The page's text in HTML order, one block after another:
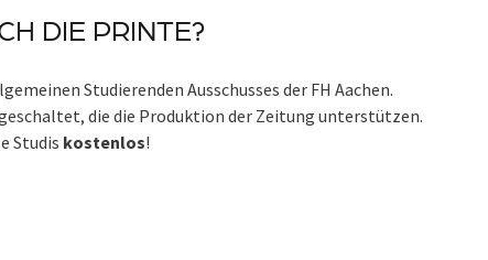
DIE PRINTE?
Studierenden Ausschusses der FH Aachen.
die die Produktion der Zeitung unterstützen.
Studis kostenlos!